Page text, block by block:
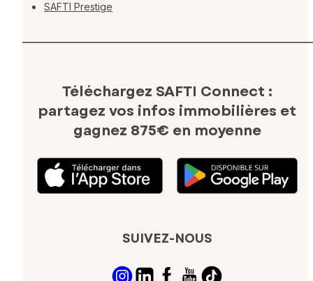
SAFTI Prestige
Téléchargez SAFTI Connect :
partagez vos infos immobilières et
gagnez 875€ en moyenne
SUIVEZ-NOUS